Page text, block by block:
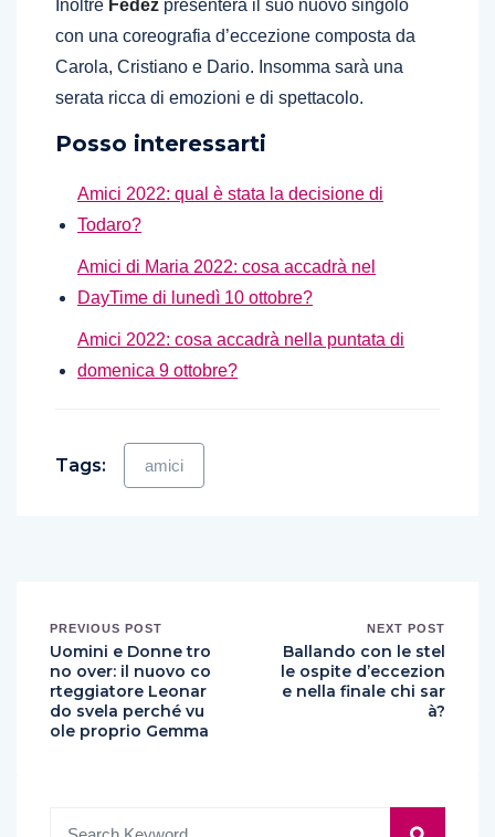
Inoltre Fedez presenterà il suo nuovo singolo
con una coreografia d’eccezione composta da
Carola, Cristiano e Dario. Insomma sarà una
serata ricca di emozioni e di spettacolo.
Posso interessarti
Amici 2022: qual è stata la decisione di
Todaro?
Amici di Maria 2022: cosa accadrà nel
DayTime di lunedì 10 ottobre?
Amici 2022: cosa accadrà nella puntata di
domenica 9 ottobre?
Tags: amici
PREVIOUS POST
Uomini e Donne tro
no over: il nuovo co
rteggiatore Leonar
do svela perché vu
ole proprio Gemma
NEXT POST
Ballando con le stel
le ospite d’eccezion
e nella finale chi sar
à?